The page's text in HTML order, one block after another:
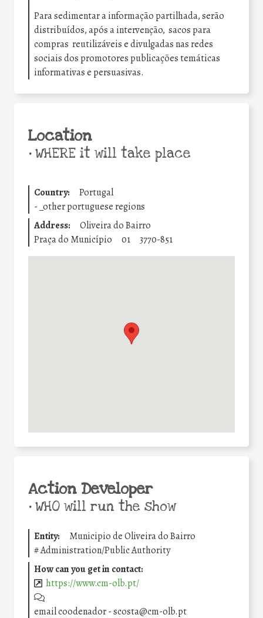
Para sedimentar a informação partilhada, serão
distribuídos, após a intervenção, sacos para
compras reutilizáveis e divulgadas nas redes
sociais dos promotores publicações temáticas
informativas e persuasivas.
Location
•WHERE it will take place
Country:
Portugal
- _other portuguese regions
Address:
Oliveira do Bairro
Praça do Município
01 3770-851
Action Developer
•WHO will run the show
Entity:
Municipio de Oliveira do Bairro
#Administration/Public Authority
How can you get in contact:
https://www.cm-olb.pt/
email coodenador - scosta@cm-olb.pt